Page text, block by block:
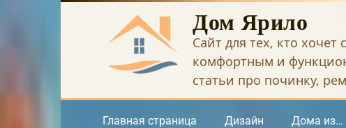
Дом Ярило
Сайт для тех, кто
комфортным и
статьи про починку,
Главная страница Дизайн Дома из…